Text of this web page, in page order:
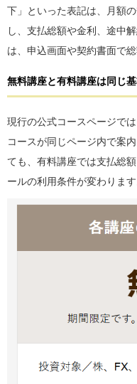
下」といった表記は、月額
し、支払総額や金利、途中
は、申込画面や契約書面で
無料講座と有料講座は同じ
現行の公式コースページで
コースが同じページ内で案
ても、有料講座では支払総
ールの利用条件が変わります